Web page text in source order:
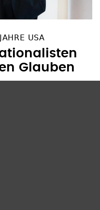
USA
Glauben